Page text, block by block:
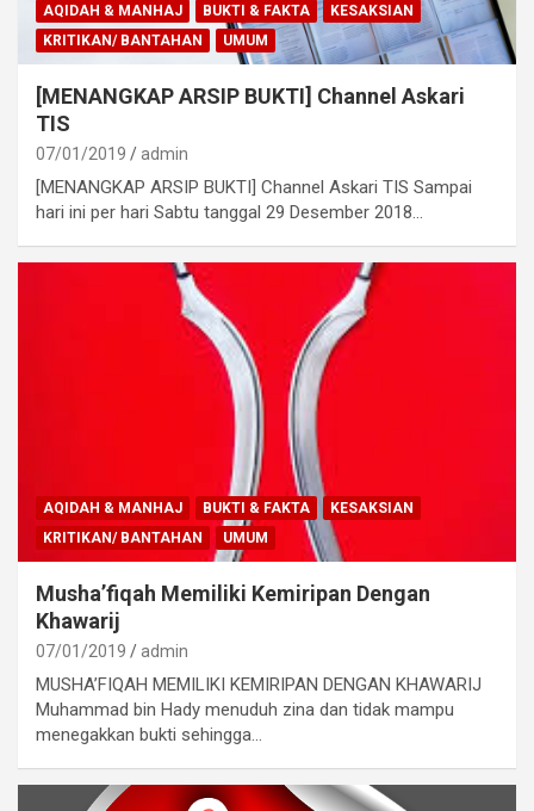
AQIDAH & MANHAJ BUKTI & FAKTA
KESAKSIAN
KRITIKAN/ BANTAHAN
UMUM
[MENANGKAP ARSIP BUKTI] Channel Askari
TIS
07/01/2019 admin
[MENANGKAP ARSIP BUKTI] Channel Askari TIS Sampai
hari ini per hari Sabtu tanggal 29 Desember 2018…
AQIDAH & MANHAJ BUKTI & FAKTA
KESAKSIAN
KRITIKAN/ BANTAHAN
UMUM
Musha’fiqah Memiliki Kemiripan Dengan
Khawarij
07/01/2019 admin
MUSHA’FIQAH MEMILIKI KEMIRIPAN DENGAN KHAWARIJ
Muhammad bin Hady menuduh zina dan tidak mampu
menegakkan bukti sehingga…